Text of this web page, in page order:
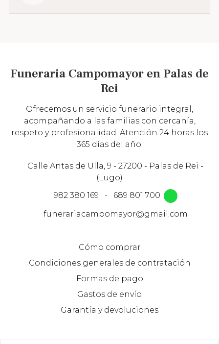
Funeraria Campomayor en Palas de
Rei
Ofrecemos un servicio funerario integral,
acompañando a las familias con cercanía,
respeto y profesionalidad. Atención 24 horas los
365 días del año.
Calle Antas de Ulla, 9 - 27200 - Palas de Rei -
(Lugo)
982 380 169
-
689 801 700
funerariacampomayor@gmail.com
Cómo comprar
Condiciones generales de contratación
Formas de pago
Gastos de envío
Garantía y devoluciones